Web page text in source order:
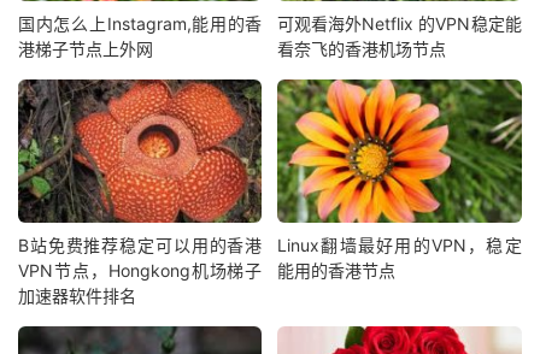
国内怎么上Instagram,能用的香
港梯子节点上外网
可观看海外Netflix 的VPN稳定能
看奈飞的香港机场节点
B站免费推荐稳定可以用的香港
VPN节点，Hongkong机场梯子
加速器软件排名
Linux翻墙最好用的VPN，稳定
能用的香港节点